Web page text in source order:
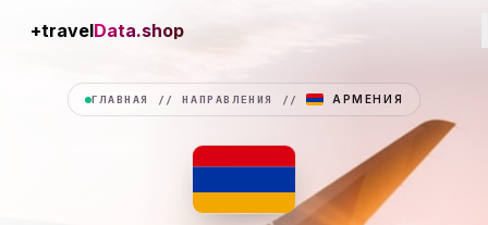
+travelConnection
ГЛАВНАЯ //НАПРАВЛЕНИЯ // АРМЕНИЯ